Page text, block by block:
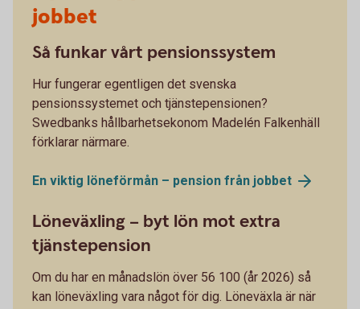
jobbet
Så funkar vårt pensionssystem
Hur fungerar egentligen det svenska
pensionssystemet och tjänstepensionen?
Swedbanks hållbarhetsekonom Madelén Falkenhäll
förklarar närmare.
En viktig löneförmån – pension från jobbet
Löneväxling – byt lön mot extra
tjänstepension
Om du har en månadslön över 56 100 (år 2026) så
kan löneväxling vara något för dig. Löneväxla är när